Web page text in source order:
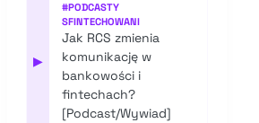
▶
#PODCASTY
SFINTECHOWANI
Jak RCS zmienia
komunikację w
bankowości i
fintechach?
[Podcast/Wywiad]